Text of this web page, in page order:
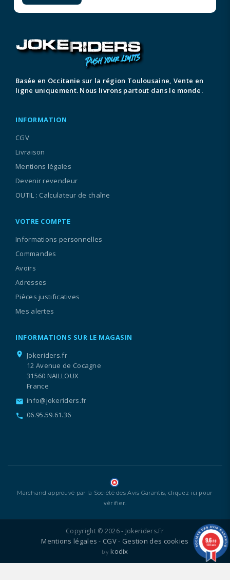
Basée en Occitanie sur la région Toulousaine, Vente en
ligne uniquement. Nous livrons partout dans le monde.
INFORMATION
CGV
Livraison
Mentions légales
Devenir revendeur
OUTIL : Calculateur de chaîne
VOTRE COMPTE
Informations personnelles
Commandes
Avoirs
Adresses
Pièces justificatives
Mes alertes
INFORMATIONS SUR LE MAGASIN
location_on
Jokeriders.fr
12 Avenue de Cocagne
31560 NAILLOUX
France
email info@jokeriders.fr
call 06.95.59.61.36
Marchand approuvé par la Société des Avis Garantis, cliquez ici pour
vérifier.
Copyright © 2026 - Jokeriders.fr
Mentions légales - CGV- Gestion des cookies
by kodix
9.6/10
1336 avis